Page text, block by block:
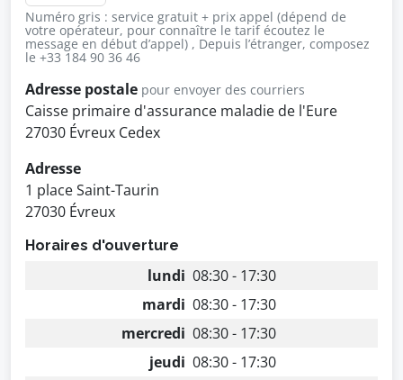
Numéro gris : service gratuit + prix appel (dépend de
votre opérateur, pour connaître le tarif écoutez le
message en début d’appel) , Depuis l’étranger, composez
le +33 184 90 36 46
Adresse postale pour envoyer des courriers
Caisse primaire d'assurance maladie de l'Eure
27030 Évreux Cedex
Adresse
1 place Saint-Taurin
27030 Évreux
Horaires d'ouverture
lundi 08:30 - 17:30
mardi 08:30 - 17:30
mercredi 08:30 - 17:30
jeudi 08:30 - 17:30